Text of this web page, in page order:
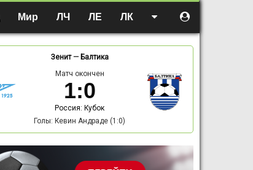
Мир ЛЧ ЛЕ ЛК
Зенит— Балтика
Матч окончен
1:0
Россия: Кубок
Голы: Кевин Андраде (1:0)